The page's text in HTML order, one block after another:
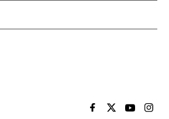
EL PAÍS BRASIL EN
EL PAÍSEL PAÍS
EL